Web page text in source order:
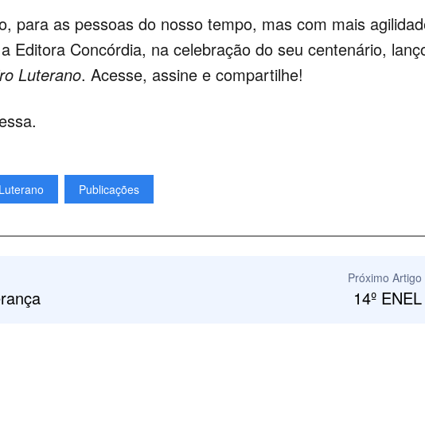
para as pessoas do nosso tempo, mas com mais
Editora Concórdia, na celebração do seu centenário,
Luterano. Acesse, assine e compartilhe!
Publicações
Próximo Artigo
14º ENEL